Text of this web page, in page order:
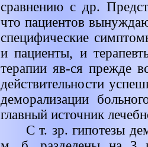
сравнению с др.
что пациентов
специфические
и пациенты, и
терапии яв-ся прежде
действительности
деморализации
главный источник
С т. зр. гипотезы